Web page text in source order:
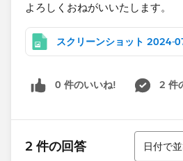
よろしくおねがいいたします。​
スクリーンショット
0 件のいいね! 2 件
2 件の回答
並び替え
日付で